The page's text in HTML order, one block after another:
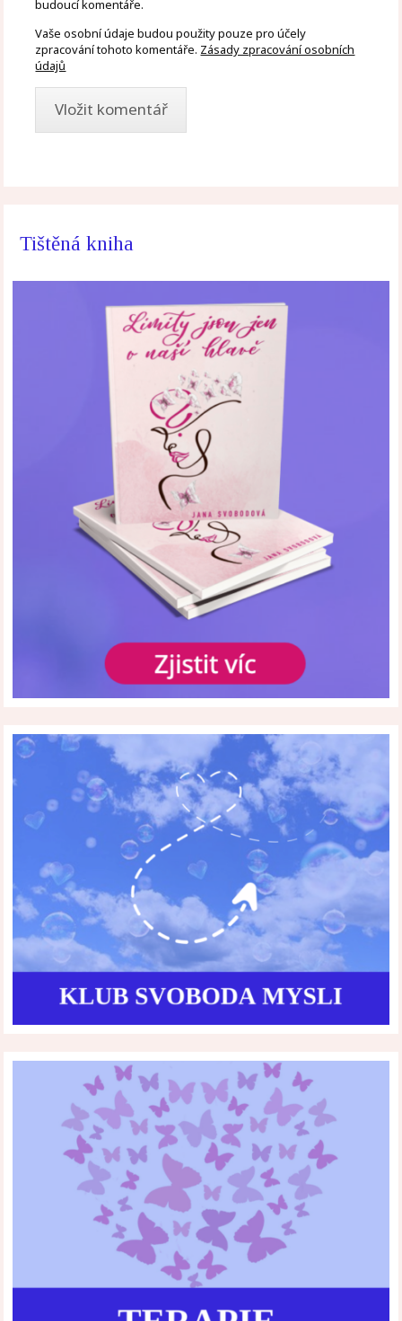
budoucí komentáře.
Vaše osobní údaje budou použity pouze pro účely
zpracování tohoto komentáře. Zásady zpracování osobních
údajů
Tištěná kniha